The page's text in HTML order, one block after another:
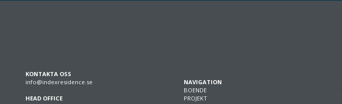
KONTAKTA OSS
info@indexresidence.se
HEAD OFFICE
NAVIGATION
BOENDE
PROJEKT